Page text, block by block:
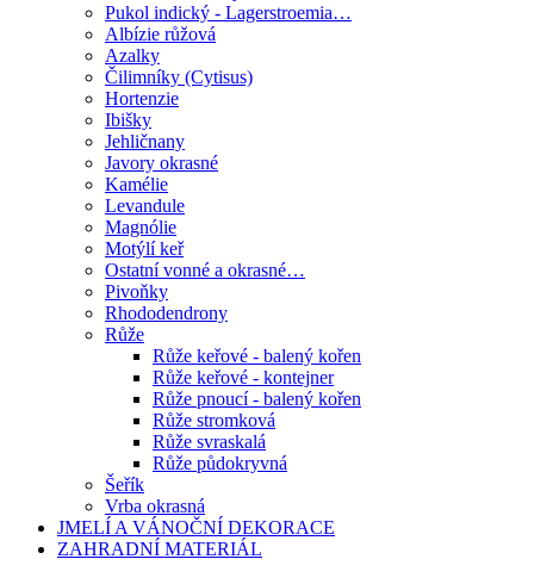
Pukol indický - Lagerstroemia…
Albízie růžová
Azalky
Čilimníky (Cytisus)
Hortenzie
Ibišky
Jehličnany
Javory okrasné
Kamélie
Levandule
Magnólie
Motýlí keř
Ostatní vonné a okrasné…
Pivoňky
Rhododendrony
Růže
Růže keřové - balený kořen
Růže keřové - kontejner
Růže pnoucí - balený kořen
Růže stromková
Růže svraskalá
Růže půdokryvná
Šeřík
Vrba okrasná
JMELÍ A VÁNOČNÍ DEKORACE
ZAHRADNÍ MATERIÁL